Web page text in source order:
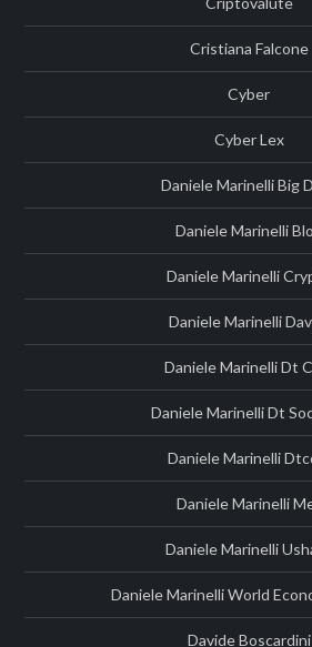
Cristiana Falcone
Cyber
Cyber Lex
Daniele Marinelli Big
Daniele Marinelli
Daniele Marinelli
Daniele Marinelli
Daniele Marinelli Dt
Daniele Marinelli Dt
Daniele Marinelli
Daniele Marinelli
Daniele Marinelli
Daniele Marinelli World
Davide Boscardini